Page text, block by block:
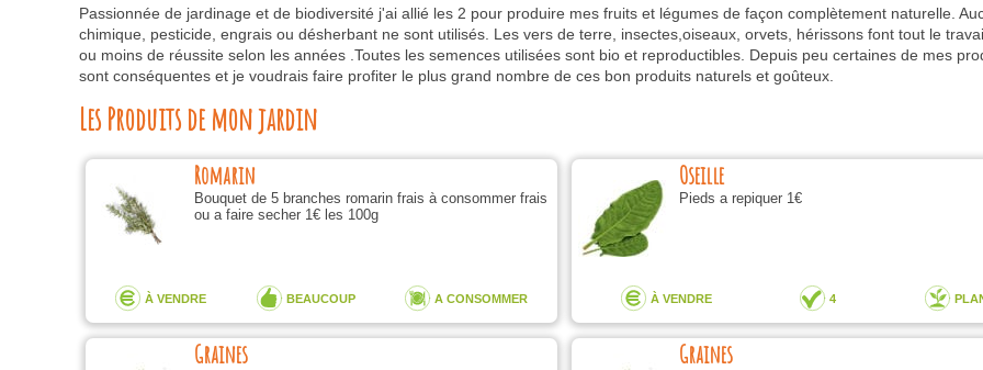
Passionnée de jardinage et de biodiversité j'ai allié les 2 pour produire mes fruits et légumes de façon complètement naturelle.
chimique, pesticide, engrais ou désherbant ne sont utilisés. Les vers de terre, insectes,oiseaux, orvets, hérissons font tout le
ou moins de réussite selon les années .Toutes les semences utilisées sont bio et reproductibles. Depuis peu certaines de mes
sont conséquentes et je voudrais faire profiter le plus grand nombre de ces bon produits naturels et goûteux.
Les Produits de mon jardin
Romarin
Bouquet de 5 branches romarin frais à consommer frais
ou a faire secher 1€ les 100g
À VENDRE BEAUCOUP A CONSOMMER
Oseille
Pieds a repiquer 1€
À VENDRE 4
Graines Graines